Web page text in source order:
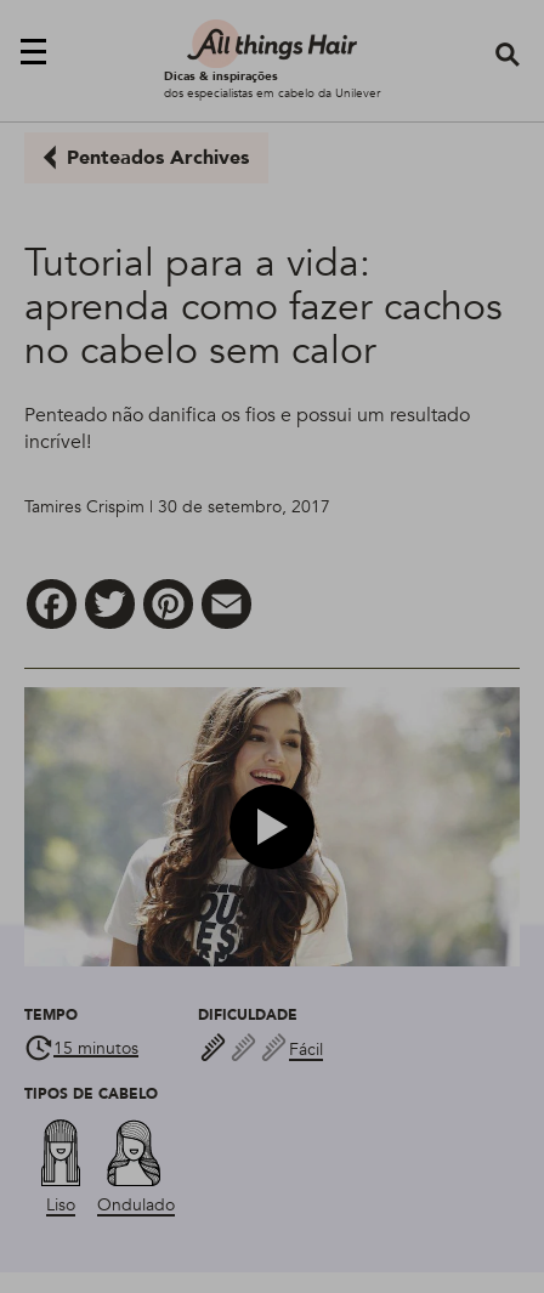
Dicas & inspirações
dos especialistas em cabelo da Unilever
Penteados Archives
Tutorial para a vida:
aprenda como fazer cachos
no cabelo sem calor
Penteado não danifica os fios e possui um resultado
incrível!
Tamires Crispim | 30 de setembro, 2017
FacebookTwitter Pinterest
Play video modelo de como
TEMPO
15 minutos
DIFICULDADE
Fácil
TIPOS DE CABELO
Liso Ondulado